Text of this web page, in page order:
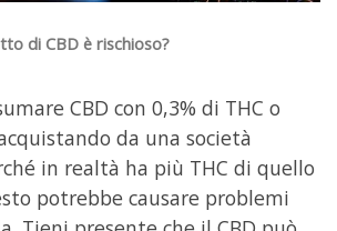
di CBD è rischioso?
CBD con 0,3% di THC o
da una società
in realtà ha più THC di quello
potrebbe causare problemi